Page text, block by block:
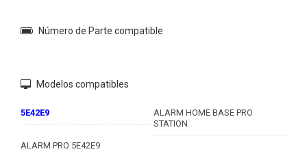
Número de Parte compatible
Modelos compatibles
5E42E9
ALARM HOME BASE PRO
STATION
ALARM PRO 5E42E9